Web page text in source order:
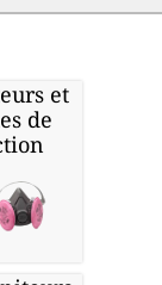
et
de